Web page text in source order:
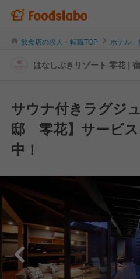
飲食店の求人・転職TOP ホテル
はなしぶきリゾート 零花 |
サウナ付きラグジ
邸 零花】サービ
中！